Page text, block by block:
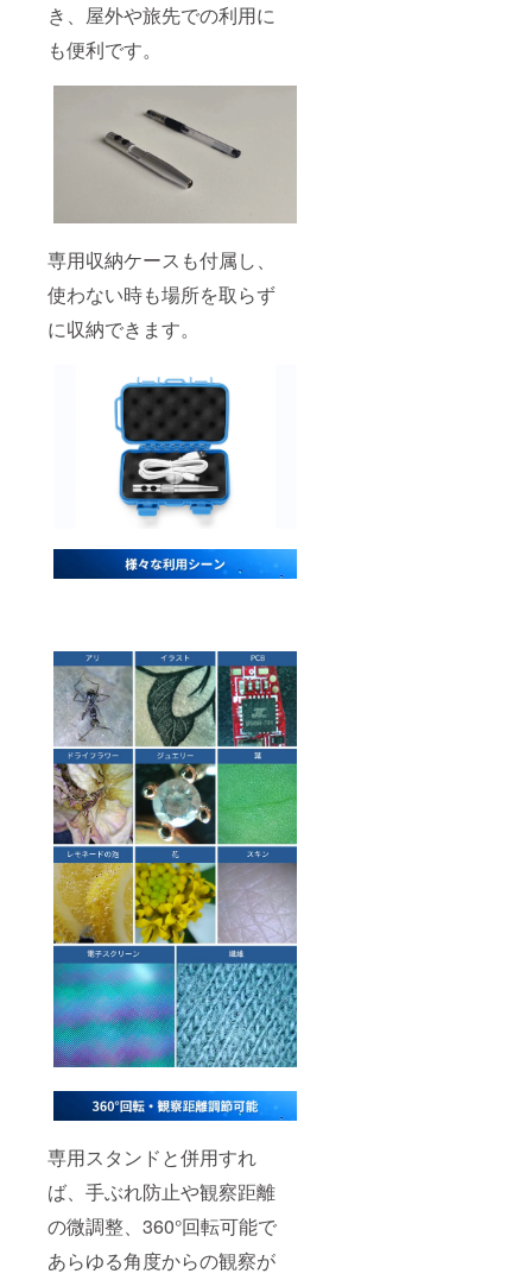
き、屋外や旅先での利用に
も便利です。
専用収納ケースも付属し、
使わない時も場所を取らず
に収納できます。
専用スタンドと併用すれ
ば、手ぶれ防止や観察距離
の微調整、360°回転可能で
あらゆる角度からの観察が